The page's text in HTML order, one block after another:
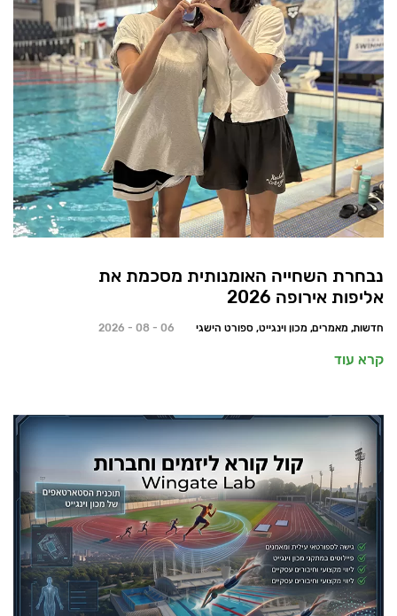
נבחרת השחייה האומנותית מסכמת את
אליפות אירופה 2026
חדשות, מאמרים, מכון וינגייט, ספורט הישגי 06 - 08 - 2026
קרא עוד